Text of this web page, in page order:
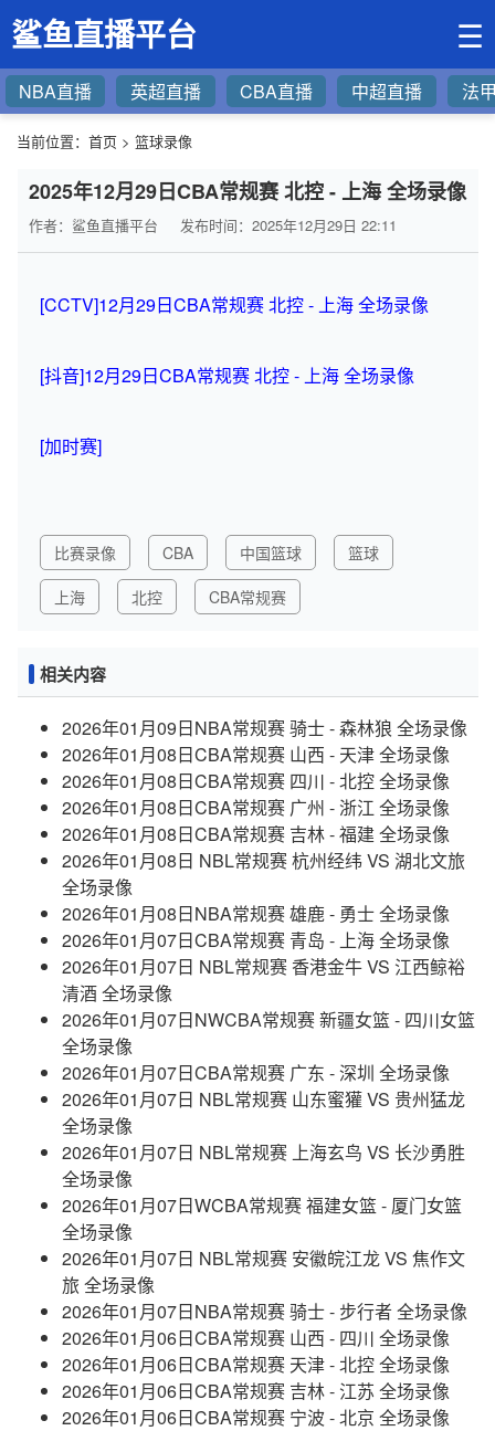
鲨鱼直播平台 ☰
NBA直播 英超直播 CBA直播 中超直播 法
当前位置： 首页 > 篮球录像
2025年12月29日CBA常规赛 北控 - 上海 全场录像
作者：鲨鱼直播平台 发布时间：2025年12月29日 22:11
[CCTV]12月29日CBA常规赛 北控 - 上海 全场录像
[抖音]12月29日CBA常规赛 北控 - 上海 全场录像
[加时赛]
比赛录像 CBA 中国篮球
篮球
上海
北控 CBA常规赛
相关内容
2026年01月09日NBA常规赛 骑士 - 森林狼 全场录像
2026年01月08日CBA常规赛 山西 - 天津 全场录像
2026年01月08日CBA常规赛 四川 - 北控 全场录像
2026年01月08日CBA常规赛 广州 - 浙江 全场录像
2026年01月08日CBA常规赛 吉林 - 福建 全场录像
2026年01月08日 NBL常规赛 杭州经纬 VS 湖北文旅
全场录像
2026年01月08日NBA常规赛 雄鹿 - 勇士 全场录像
2026年01月07日CBA常规赛 青岛 - 上海 全场录像
2026年01月07日 NBL常规赛 香港金牛 VS 江西鲸裕
清酒 全场录像
2026年01月07日NWCBA常规赛 新疆女篮 - 四川女篮
全场录像
2026年01月07日CBA常规赛 广东 - 深圳 全场录像
2026年01月07日 NBL常规赛 山东蜜獾 VS 贵州猛龙
全场录像
2026年01月07日 NBL常规赛 上海玄鸟 VS 长沙勇胜
全场录像
2026年01月07日WCBA常规赛 福建女篮 - 厦门女篮
全场录像
2026年01月07日 NBL常规赛 安徽皖江龙 VS 焦作文
旅 全场录像
2026年01月07日NBA常规赛 骑士 - 步行者 全场录像
2026年01月06日CBA常规赛 山西 - 四川 全场录像
2026年01月06日CBA常规赛 天津 - 北控 全场录像
2026年01月06日CBA常规赛 吉林 - 江苏 全场录像
2026年01月06日CBA常规赛 宁波 - 北京 全场录像